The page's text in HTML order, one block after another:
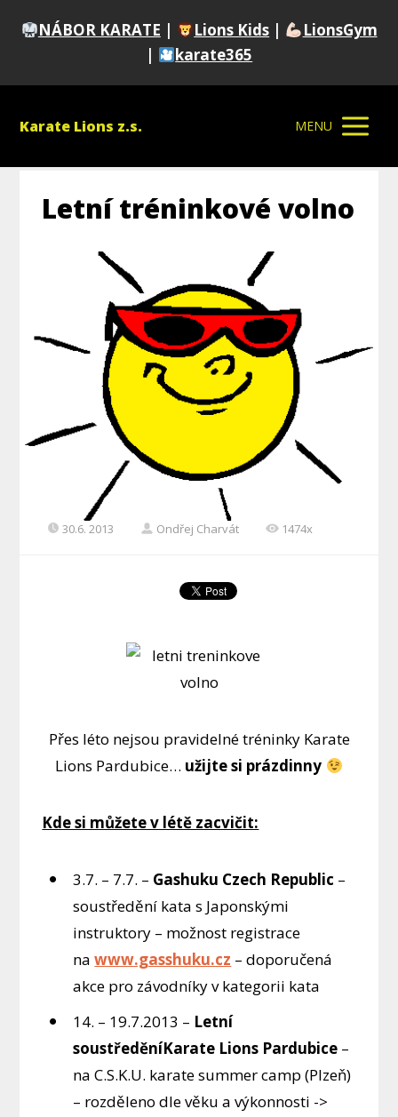
NÁBOR KARATE | Lions Kids |
LionsGym
|
karate365
Karate Lions z.s. MENU
Letní tréninkové volno
30.6. 2013 Ondřej Charvát 1474x
Přes léto nejsou pravidelné tréninky Karate
Lions Pardubice… užijte si prázdinny
Kde si můžete v létě zacvičit:
3.7. – 7.7. – Gashuku Czech Republic –
soustředění kata s Japonskými
instruktory – možnost registrace
nawww.gasshuku.cz – doporučená
akce pro závodníky v kategorii kata
14. – 19.7.2013 – Letní
soustředěníKarate Lions Pardubice –
na C.S.K.U. karate summer camp (Plzeň)
– rozděleno dle věku a výkonnosti ->